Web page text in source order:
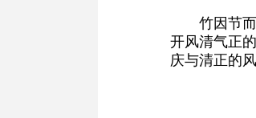
竹因节
开风清气正
庆与清正的